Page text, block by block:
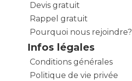
Devis gratuit
Rappel gratuit
Pourquoi nous rejoindre?
Infos légales
Conditions générales
Politique de vie privée